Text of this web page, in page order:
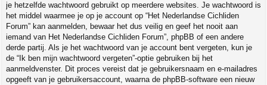
je hetzelfde wachtwoord gebruikt op meerdere websites. Je wachtwoord is
het middel waarmee je op je account op “Het Nederlandse Cichliden
Forum” kan aanmelden, bewaar het dus veilig en geef het nooit aan
iemand van Het Nederlandse Cichliden Forum”, phpBB of een andere
derde partij. Als je het wachtwoord van je account bent vergeten, kun je
de “Ik ben mijn wachtwoord vergeten”-optie gebruiken bij het
aanmeldvenster. Dit proces vereist dat je gebruikersnaam en e-mailadres
opgeeft van je gebruikersaccount, waarna de phpBB-software een nieuw